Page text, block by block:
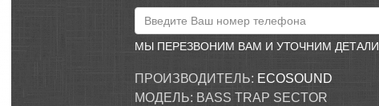
МЫ ПЕРЕЗВОНИМ ВАМ И УТОЧНИМ ДЕТАЛИ
ПРОИЗВОДИТЕЛЬ: ECOSOUND
МОДЕЛЬ: BASS TRAP SECTOR